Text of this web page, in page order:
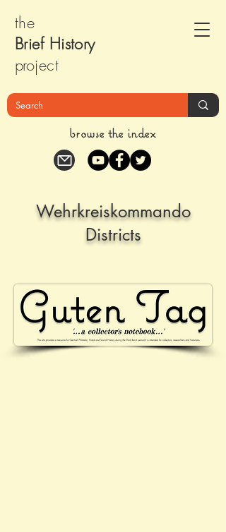
the
Brief History
project
browse the index
Wehrkreiskommando
Districts